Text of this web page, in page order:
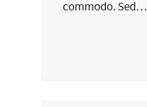
commodo. Sed…